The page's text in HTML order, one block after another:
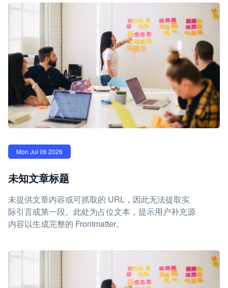
Mon Jul 06 2026
未知文章标题
未提供文章内容或可抓取的 URL，因此无法提取实
际引言或第一段。此处为占位文本，提示用户补充源
内容以生成完整的 Frontmatter。